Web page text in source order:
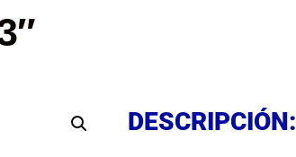
DESCRIPCIÓN: